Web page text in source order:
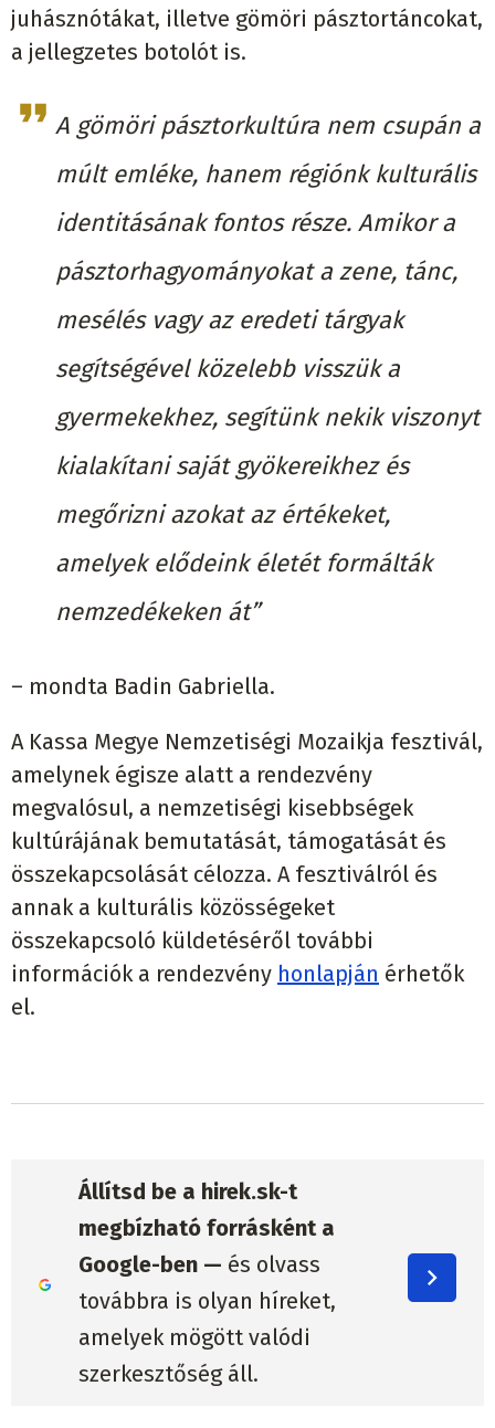
juhásznótákat, illetve gömöri pásztortáncokat,
a jellegzetes botolót is.
A gömöri pásztorkultúra nem csupán a
múlt emléke, hanem régiónk kulturális
identitásának fontos része. Amikor a
pásztorhagyományokat a zene, tánc,
mesélés vagy az eredeti tárgyak
segítségével közelebb visszük a
gyermekekhez, segítünk nekik viszonyt
kialakítani saját gyökereikhez és
megőrizni azokat az értékeket,
amelyek elődeink életét formálták
nemzedékeken át”
– mondta Badin Gabriella.
A Kassa Megye Nemzetiségi Mozaikja fesztivál,
amelynek égisze alatt a rendezvény
megvalósul, a nemzetiségi kisebbségek
kultúrájának bemutatását, támogatását és
összekapcsolását célozza. A fesztiválról és
annak a kulturális közösségeket
összekapcsoló küldetéséről további
információk a rendezvény honlapján érhetők
el.
Állítsd be a hirek.sk-t
megbízható forrásként a
Google-ben — és olvass
továbbra is olyan híreket,
amelyek mögött valódi
szerkesztőség áll.